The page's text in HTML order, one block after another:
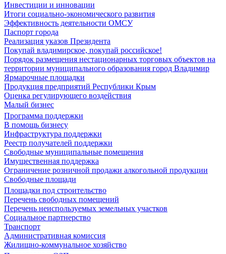
Инвестиции и инновации
Итоги социально-экономического развития
Эффективность деятельности ОМСУ
Паспорт города
Реализация указов Президента
Покупай владимирское, покупай российское!
Порядок размещения нестационарных торговых объектов на
территории муниципального образования город Владимир
Ярмарочные площадки
Продукция предприятий Республики Крым
Оценка регулирующего воздействия
Малый бизнес
Программа поддержки
В помощь бизнесу
Инфраструктура поддержки
Реестр получателей поддержки
Свободные муниципальные помещения
Имущественная поддержка
Ограничение розничной продажи алкогольной продукции
Свободные площади
Площадки под строительство
Перечень свободных помещений
Перечень неиспользуемых земельных участков
Социальное партнерство
Транспорт
Административная комиссия
Жилищно-коммунальное хозяйство